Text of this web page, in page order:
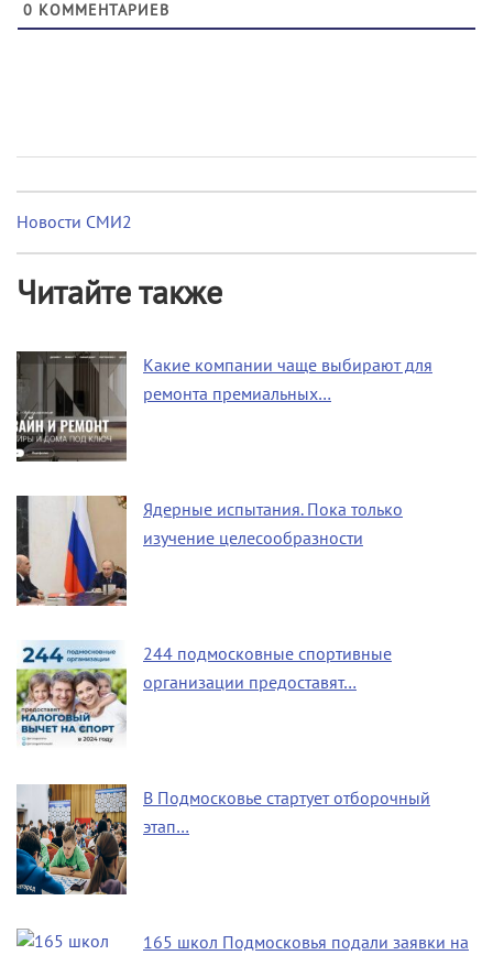
0 КОММЕНТАРИЕВ
Новости СМИ2
Читайте также
Какие компании чаще выбирают для
ремонта премиальных…
Ядерные испытания. Пока только
изучение целесообразности
244 подмосковные спортивные
организации предоставят…
В Подмосковье стартует отборочный
этап…
165 школ Подмосковья подали заявки на